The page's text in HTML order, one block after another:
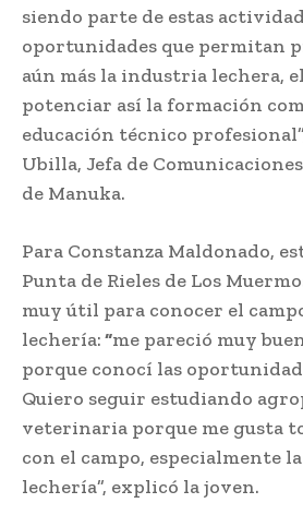
siendo parte de estas
oportunidades que permitan
aún más la industria lechera,
potenciar así la formación
educación técnico
Ubilla, Jefa de
de Manuka.
Para Constanza Maldonado,
Punta de Rieles de Los
muy útil para conocer el
lechería:“me pareció muy
porque conocí las
Quiero seguir estudiando
veterinaria porque me gusta
con el campo, especialmente
lechería”, explicó la joven.